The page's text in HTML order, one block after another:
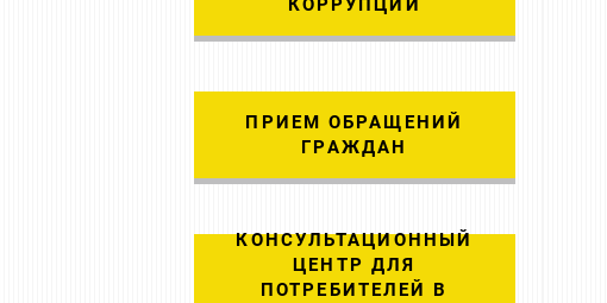
КОРРУПЦИИ
ПРИЕМ ОБРАЩЕНИЙ
ГРАЖДАН
КОНСУЛЬТАЦИОННЫЙ
ЦЕНТР ДЛЯ
ПОТРЕБИТЕЛЕЙ В